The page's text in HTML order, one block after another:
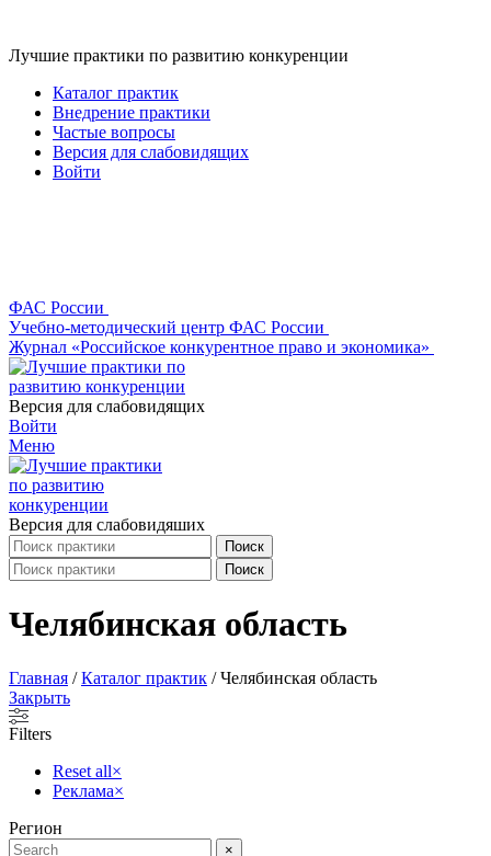
Лучшие практики по развитию конкуренции
Каталог практик
Внедрение практики
Частые вопросы
Версия для слабовидящих
Войти
ФАС России
Учебно-методический центр ФАС России
Журнал «Российское конкурентное право и экономика»
Версия для слабовидящих
Войти
Меню
Версия для слабовидяших
Поиск
Поиск
Челябинская область
Главная /Каталог практик /Челябинская область
Закрыть
Filters
Reset all×
Реклама×
Регион
×